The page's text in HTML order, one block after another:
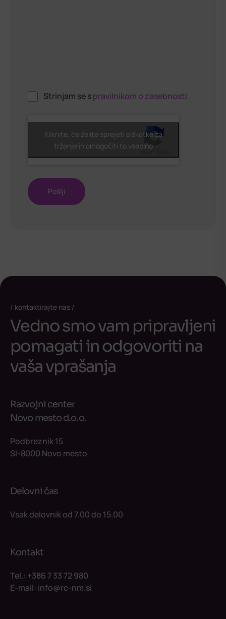
Strinjam se spravilnikom o zasebnosti
ReCaptcha
Kliknite, če želite sprejeti piškotke za
trženje in omogočiti to vsebino
kontaktirajte nas
Vedno smo vam pripravljeni
pomagati in odgovoriti na
vaša vprašanja
Razvojni center
Novo mesto d.o.o.
Podbreznik 15
SI-8000 Novo mesto
Delovni čas
Vsak delovnik od 7.00 do 15.00
Kontakt
Tel.: +386 7 33 72 980
E-mail: info@rc-nm.si